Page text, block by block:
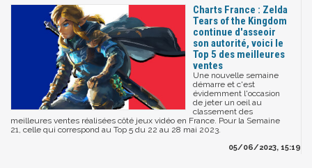
Charts France : Zelda
Tears of the Kingdom
continue d'asseoir
son autorité, voici le
Top 5 des meilleures
ventes
Une nouvelle semaine
démarre et c'est
évidemment l'occasion
de jeter un oeil au
classement des
meilleures ventes réalisées côté jeux vidéo en France. Pour la Semaine
21, celle qui correspond au Top 5 du 22 au 28 mai 2023.
05/06/2023, 15:19